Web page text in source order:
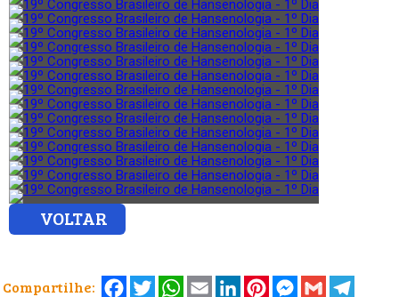
VOLTAR
Compartilhe: FacebookTwitterWhatsApp
Email LinkedInPinterestMessenger
Gmail